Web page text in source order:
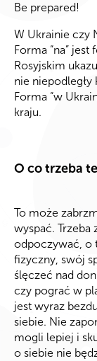
Be prepared!
W Ukrainie czy
Forma “na”
Rosyjskim
nie
Forma “w
kraju.
O co trzeba
To może
wyspać. Trzeba
odpoczywać, o
fizyczny, swój
ślęczeć nad
czy pograć w
jest wyraz
siebie. Nie
mogli lepiej i
o siebie nie